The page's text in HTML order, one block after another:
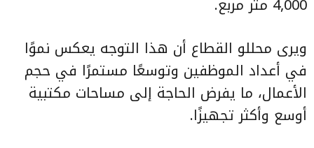
ويرى محللو القطاع أن هذا التوجه يعكس نموًا
في أعداد الموظفين وتوسعًا مستمرًا في حجم
الأعمال، ما يفرض الحاجة إلى مساحات مكتبية
أوسع وأكثر تجهيزًا.